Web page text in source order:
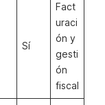
Sí
Fact
uraci
ón y
gesti
ón
fiscal